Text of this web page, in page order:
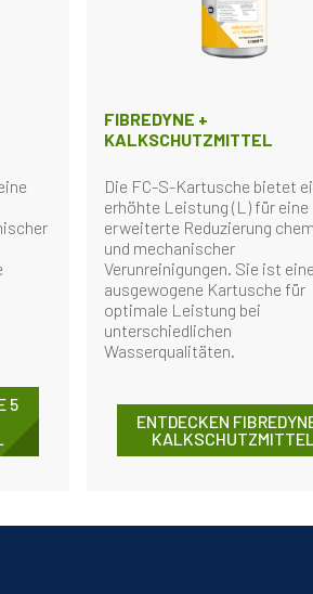
5
FIBREDYNE +
KALKSCHUTZMITTEL
Die FC-S-Kartusche bietet
erhöhte Leistung (L) für eine
erweiterte Reduzierung
und mechanischer
Verunreinigungen. Sie ist eine
ausgewogene Kartusche für
optimale Leistung bei
unterschiedlichen
Wasserqualitäten.
ENTDECKEN
KALKSCHUTZMITTEL